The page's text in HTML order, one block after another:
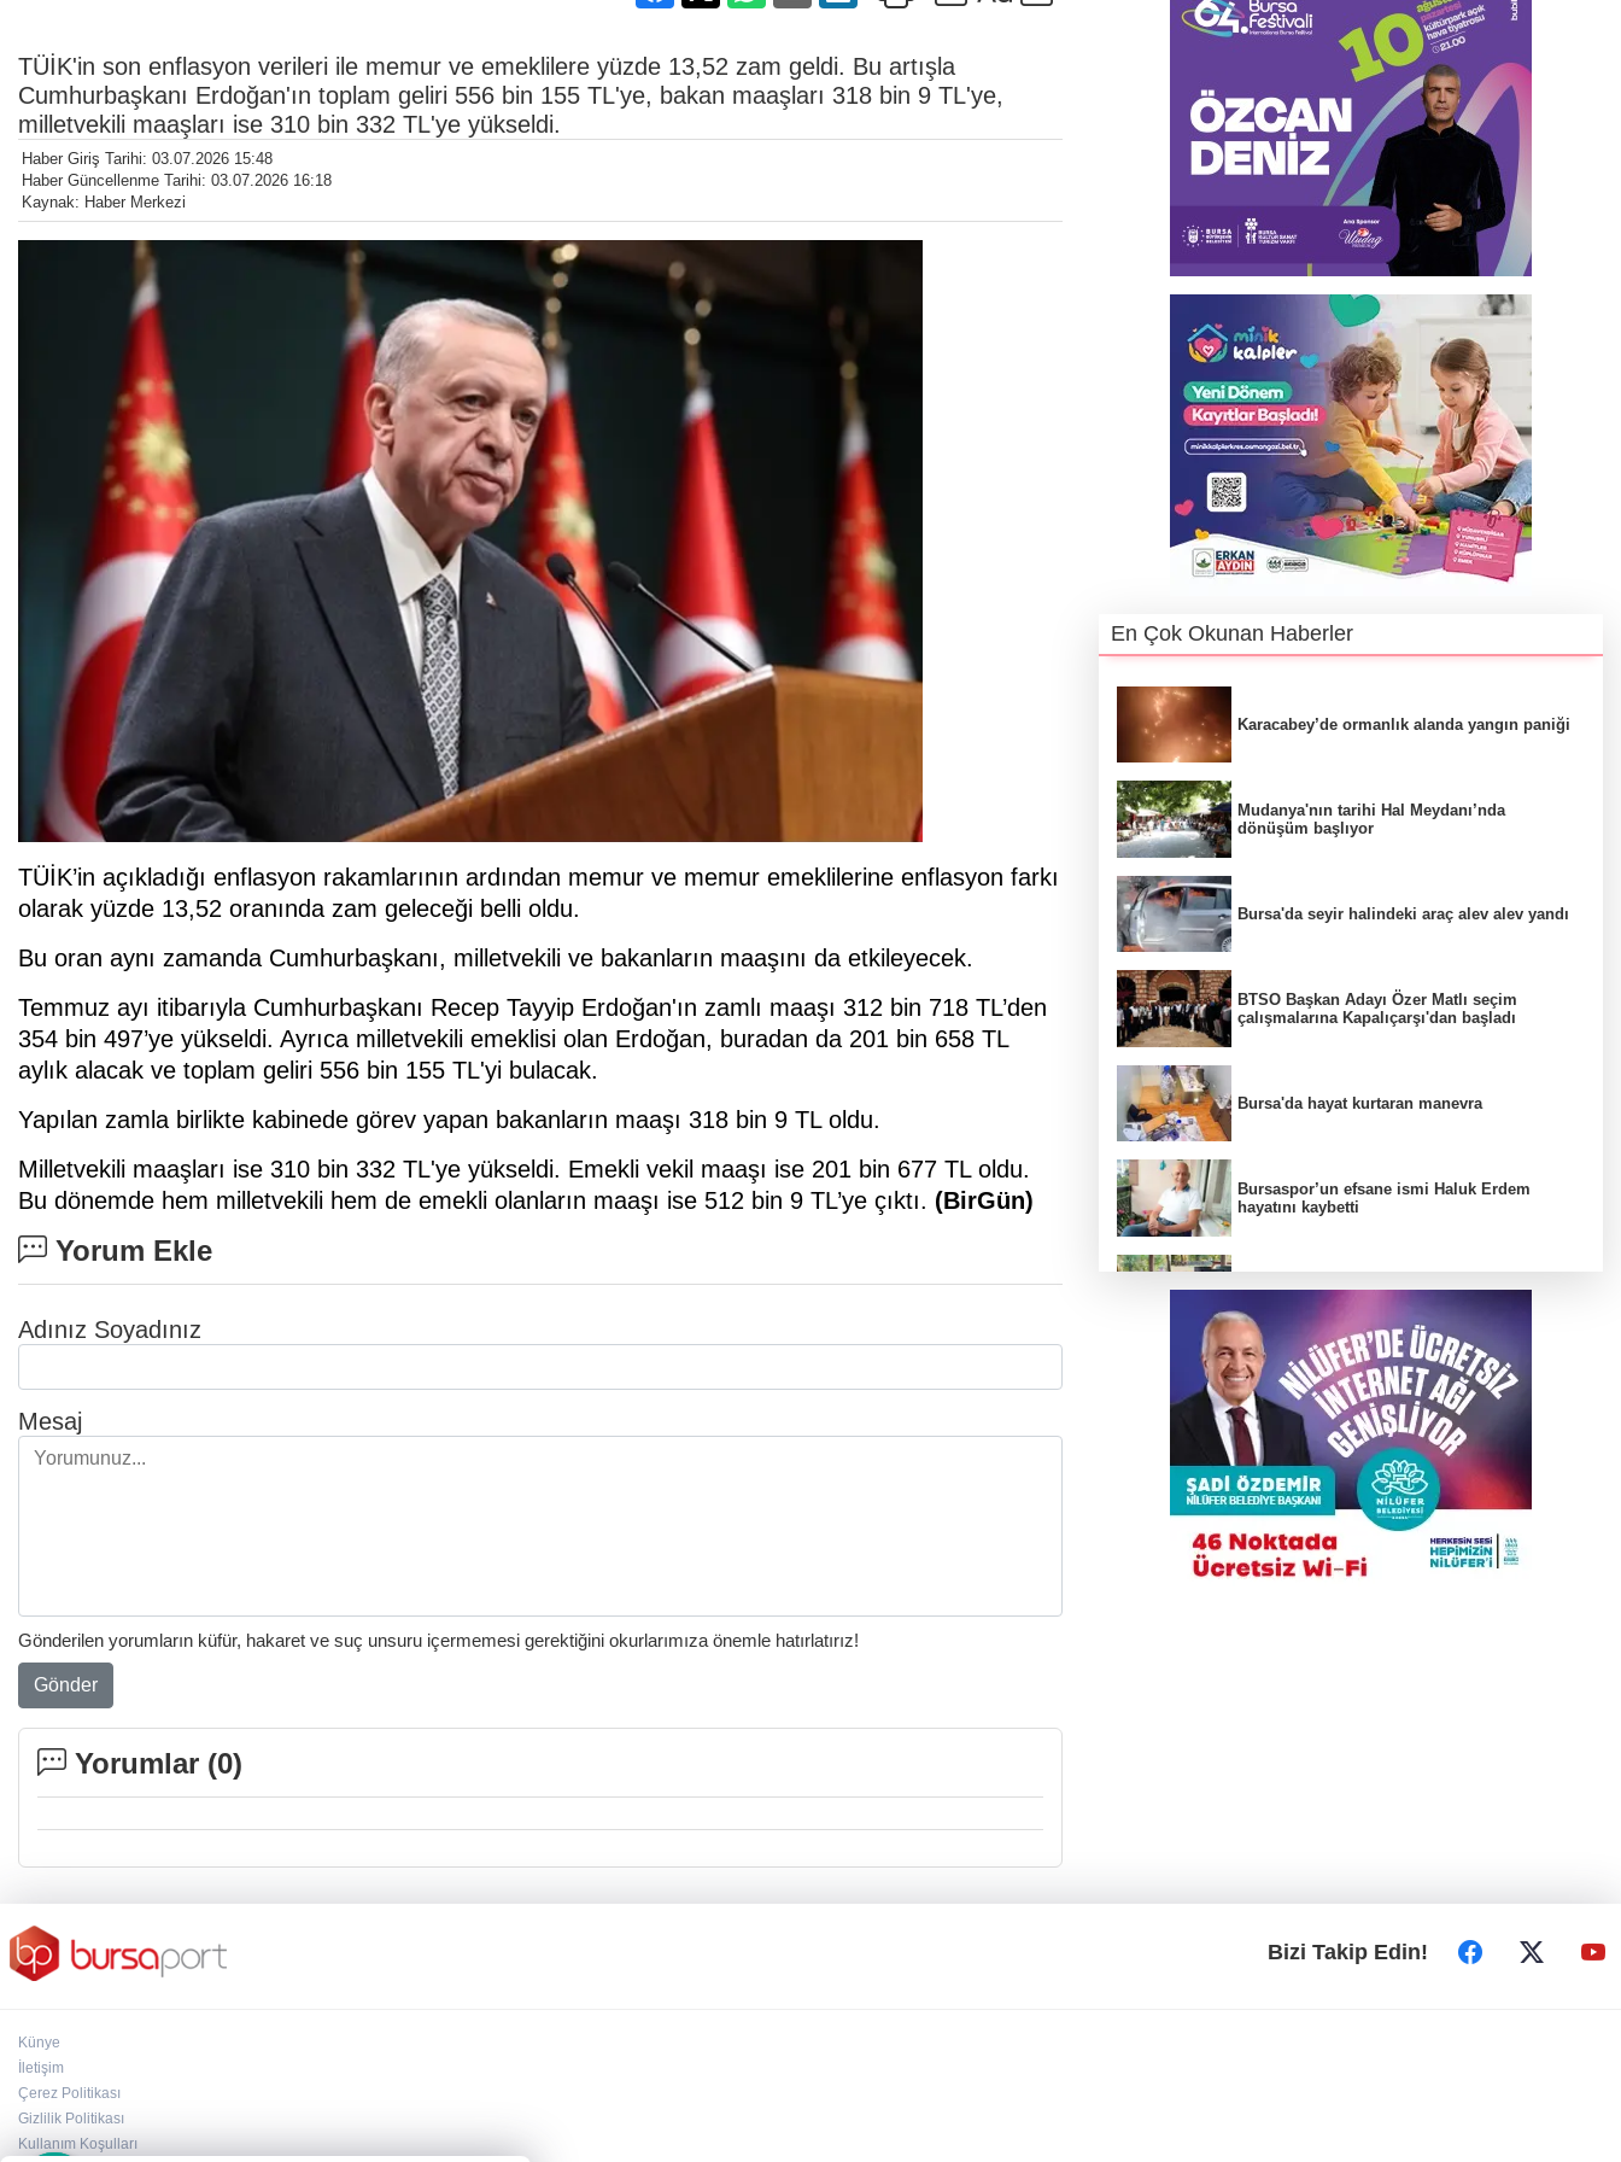
TÜİK'in son enflasyon verileri ile memur ve emeklilere yüzde 13,52 zam geldi. Bu artışla
Cumhurbaşkanı Erdoğan'ın toplam geliri 556 bin 155 TL'ye, bakan maaşları 318 bin 9 TL'ye,
milletvekili maaşları ise 310 bin 332 TL'ye yükseldi.
Haber Giriş Tarihi: 03.07.2026 15:48
Haber Güncellenme Tarihi: 03.07.2026 16:18
Kaynak: Haber Merkezi
TÜİK’in açıkladığı enflasyon rakamlarının ardından memur ve memur emeklilerine enflasyon farkı
olarak yüzde 13,52 oranında zam geleceği belli oldu.
Bu oran aynı zamanda Cumhurbaşkanı, milletvekili ve bakanların maaşını da etkileyecek.
Temmuz ayı itibarıyla Cumhurbaşkanı Recep Tayyip Erdoğan'ın zamlı maaşı 312 bin 718 TL’den
354 bin 497’ye yükseldi. Ayrıca milletvekili emeklisi olan Erdoğan, buradan da 201 bin 658 TL
aylık alacak ve toplam geliri 556 bin 155 TL'yi bulacak.
Yapılan zamla birlikte kabinede görev yapan bakanların maaşı 318 bin 9 TL oldu.
Milletvekili maaşları ise 310 bin 332 TL'ye yükseldi. Emekli vekil maaşı ise 201 bin 677 TL oldu.
Bu dönemde hem milletvekili hem de emekli olanların maaşı ise 512 bin 9 TL’ye çıktı. (BirGün)
Yorum Ekle
Adınız Soyadınız
Mesaj
Gönderilen yorumların küfür, hakaret ve suç unsuru içermemesi gerektiğini okurlarımıza önemle hatırlatırız!
Gönder
Yorumlar (0)
En Çok Okunan Haberler
Karacabey’de ormanlık alanda yangın paniği
Mudanya'nın tarihi Hal Meydanı’nda
dönüşüm başlıyor
Bursa'da seyir halindeki araç alev alev yandı
BTSO Başkan Adayı Özer Matlı seçim
çalışmalarına Kapalıçarşı'dan başladı
Bursa'da hayat kurtaran manevra
Bursaspor’un efsane ismi Haluk Erdem
hayatını kaybetti
Kahvehaneye gelen sincabı elleriyle besledi
Bursa'da kedi kurtarma operasyonu
DAĞDER ve BUMEV'den eğitim için güç
birliği
YENİ Parti Manisa İl Başkanı İlksen Özalper
tutuklandı
Bizi Takip Edin!
Künye
İletişim
Çerez Politikası
Gizlilik Politikası
Kullanım Koşulları
×